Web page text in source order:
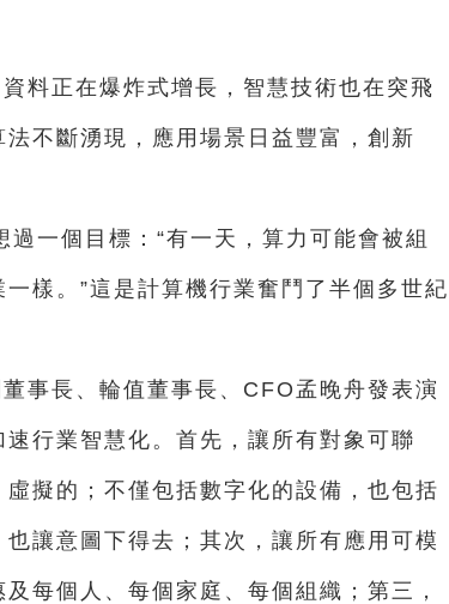
料正在爆炸式增長，智慧技術也在突飛
不斷湧現，應用場景日益豐富，創新
一個目標：“有一天，算力可能會被組
樣。”這是計算機行業奮鬥了半個多世紀
事長、輪值董事長、CFO孟晚舟發表演
行業智慧化。首先，讓所有對象可聯
擬的；不僅包括數字化的設備，也包括
讓意圖下得去；其次，讓所有應用可模
每個人、每個家庭、每個組織；第三，